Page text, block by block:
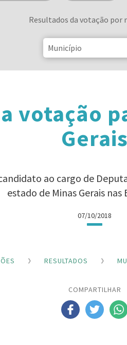
Resultados da votação por
votação
Gerais
ao cargo de
estado de Minas Gerais nas
07/10/2018
RESULTADOS
COMPARTILHAR